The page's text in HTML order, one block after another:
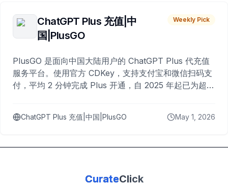
ChatGPT Plus 充值|中
国|PlusGO
Weekly Pick
PlusGO 是面向中国大陆用户的 ChatGPT Plus 代充值
服务平台。使用官方 CDKey，支持支付宝和微信扫码支
付，平均 2 分钟完成 Plus 开通，自 2025 年起已为超过
ChatGPT Plus 充值|中国|PlusGO May 1, 2026
CurateClick